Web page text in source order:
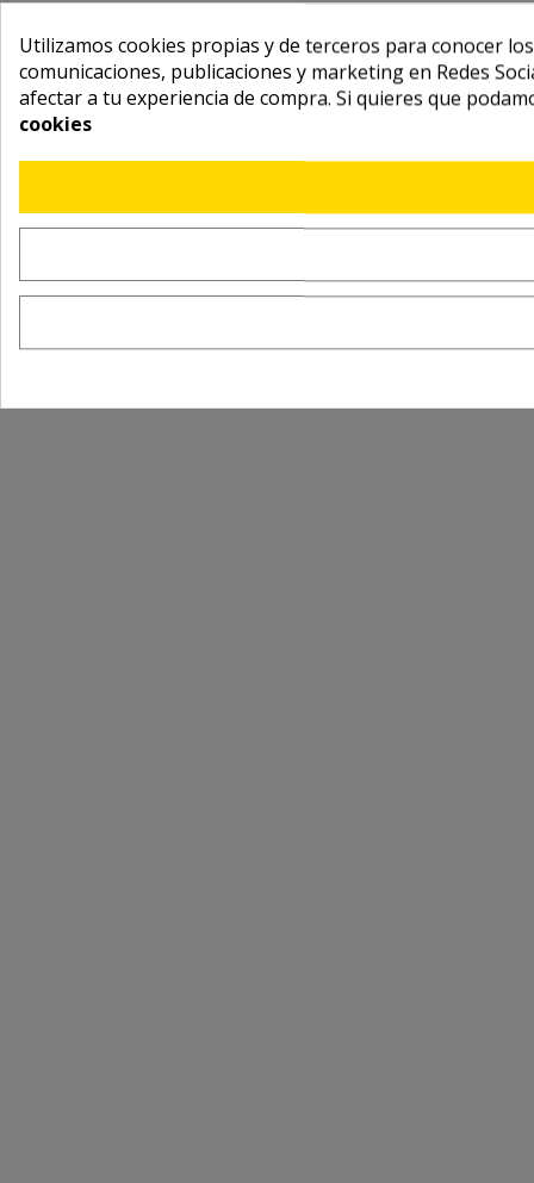
Utilizamos cookies propias y de terceros para conocer
comunicaciones, publicaciones y marketing en Redes
afectar a tu experiencia de compra. Si quieres que
cookies